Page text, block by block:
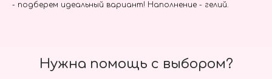
- подберем идеальный вариант! Наполнение - гелий.
Нужна помощь с выбором?